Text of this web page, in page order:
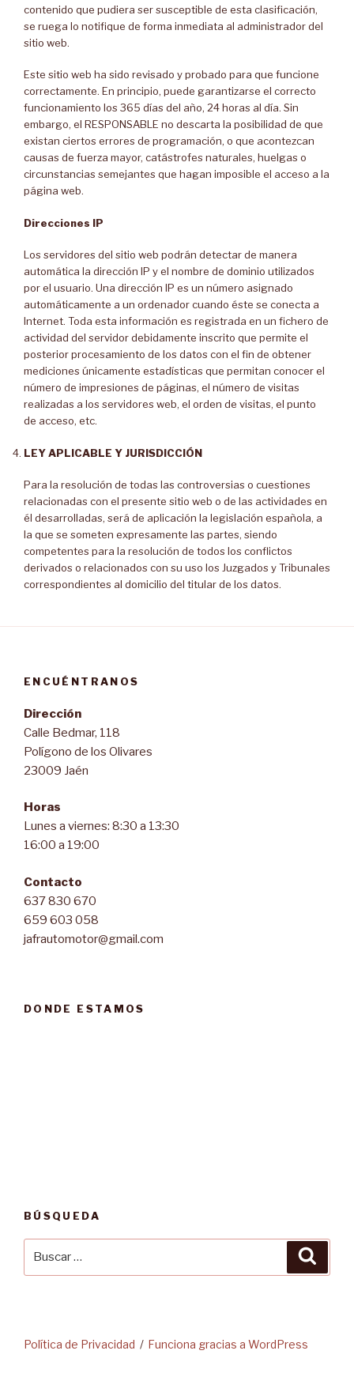
contenido que pudiera ser susceptible de esta clasificación,
se ruega lo notifique de forma inmediata al administrador del
sitio web.
Este sitio web ha sido revisado y probado para que funcione
correctamente. En principio, puede garantizarse el correcto
funcionamiento los 365 días del año, 24 horas al día. Sin
embargo, el RESPONSABLE no descarta la posibilidad de que
existan ciertos errores de programación, o que acontezcan
causas de fuerza mayor, catástrofes naturales, huelgas o
circunstancias semejantes que hagan imposible el acceso a la
página web.
Direcciones IP
Los servidores del sitio web podrán detectar de manera
automática la dirección IP y el nombre de dominio utilizados
por el usuario. Una dirección IP es un número asignado
automáticamente a un ordenador cuando éste se conecta a
Internet. Toda esta información es registrada en un fichero de
actividad del servidor debidamente inscrito que permite el
posterior procesamiento de los datos con el fin de obtener
mediciones únicamente estadísticas que permitan conocer el
número de impresiones de páginas, el número de visitas
realizadas a los servidores web, el orden de visitas, el punto
de acceso, etc.
LEY APLICABLE Y JURISDICCIÓN
Para la resolución de todas las controversias o cuestiones
relacionadas con el presente sitio web o de las actividades en
él desarrolladas, será de aplicación la legislación española, a
la que se someten expresamente las partes, siendo
competentes para la resolución de todos los conflictos
derivados o relacionados con su uso los Juzgados y Tribunales
correspondientes al domicilio del titular de los datos.
ENCUÉNTRANOS
Dirección
Calle Bedmar, 118
Polígono de los Olivares
23009 Jaén
Horas
Lunes a viernes: 8:30 a 13:30
16:00 a 19:00
Contacto
637 830 670
659 603 058
jafrautomotor@gmail.com
DONDE ESTAMOS
BÚSQUEDA
Política de Privacidad Funciona gracias a WordPress